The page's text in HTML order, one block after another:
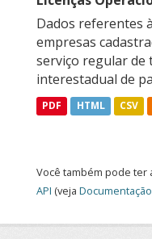
Dados referentes
empresas
serviço regular
interestadual de
PDF HTML CSV
Você também pode ter
API (veja